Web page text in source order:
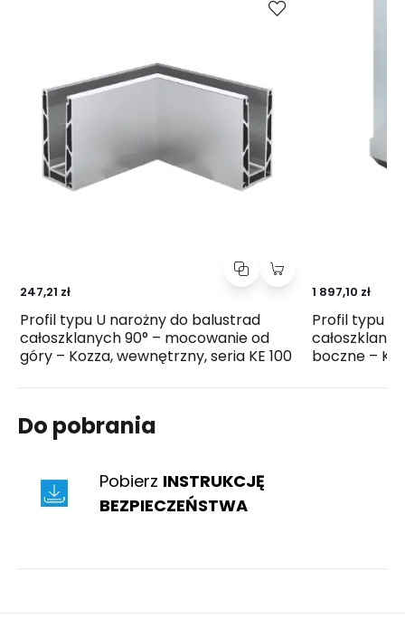
247,21 zł
Profil typu U narożny do balustrad
całoszklanych 90° – mocowanie od
góry – Kozza, wewnętrzny, seria KE 100
1 897,10 zł
Profil typu U
boczne –
Do pobrania
Pobierz INSTRUKCJĘ
BEZPIECZEŃSTWA